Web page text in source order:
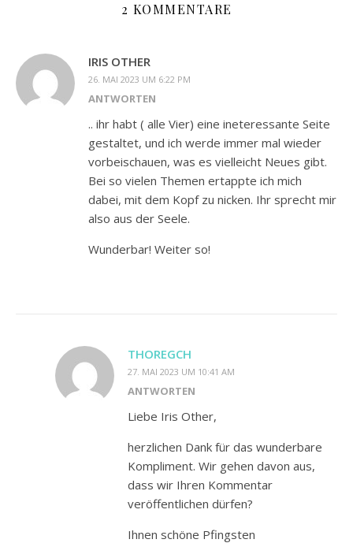
2 KOMMENTARE
IRIS OTHER
26. MAI 2023 UM 6:22 PM
ANTWORTEN
.. ihr habt ( alle Vier) eine ineteressante Seite
gestaltet, und ich werde immer mal wieder
vorbeischauen, was es vielleicht Neues gibt.
Bei so vielen Themen ertappte ich mich
dabei, mit dem Kopf zu nicken. Ihr sprecht mir
also aus der Seele.
Wunderbar! Weiter so!
THOREGCH
27. MAI 2023 UM 10:41 AM
ANTWORTEN
Liebe Iris Other,
herzlichen Dank für das wunderbare
Kompliment. Wir gehen davon aus,
dass wir Ihren Kommentar
veröffentlichen dürfen?
Ihnen schöne Pfingsten